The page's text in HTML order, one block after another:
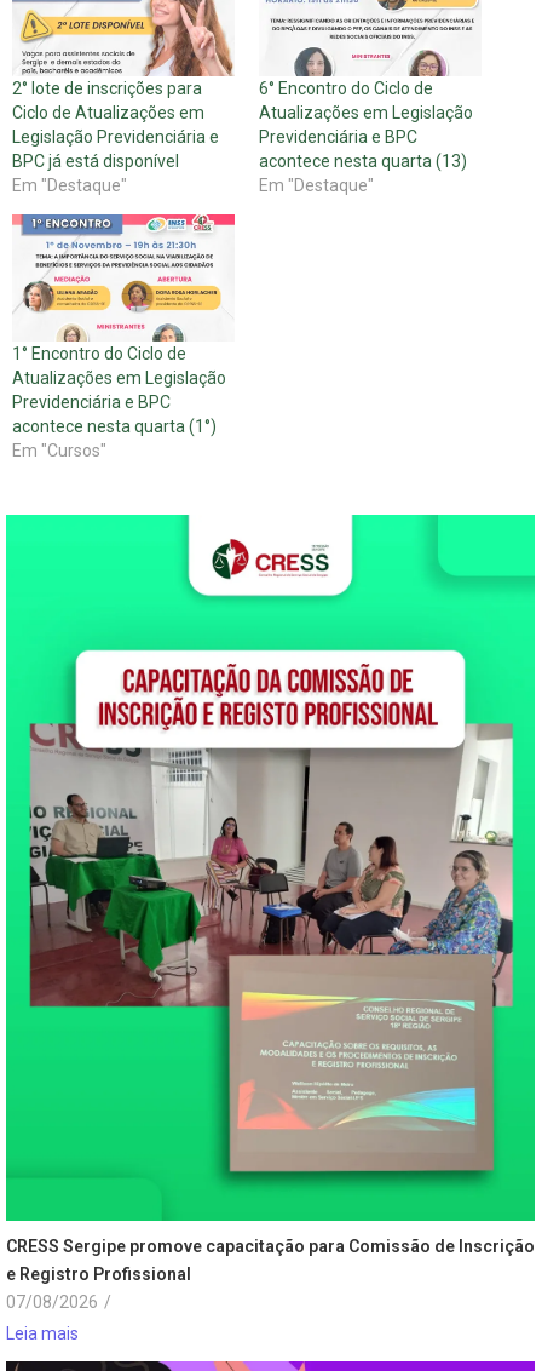
2° lote de inscrições para
Ciclo de Atualizações em
Legislação Previdenciária e
BPC já está disponível
Em "Destaque"
6° Encontro do Ciclo de
Atualizações em Legislação
Previdenciária e BPC
acontece nesta quarta (13)
Em "Destaque"
1° Encontro do Ciclo de
Atualizações em Legislação
Previdenciária e BPC
acontece nesta quarta (1°)
Em "Cursos"
CRESS Sergipe promove capacitação para Comissão de Inscrição
e Registro Profissional
07/08/2026 /
Leia mais